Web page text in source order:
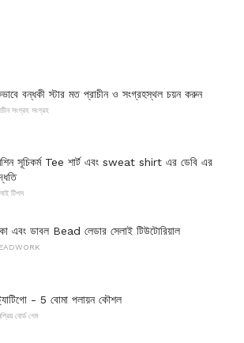
বন্ধকী স্টার মত প্রাচীন ও সংগ্রহস্থল চয়ন করুন
সংগ্রহ সংগ্রহ
সূচিকর্ম Tee শার্ট এবং sweat shirt এর ডেবি এর
টিপস
এবং ডাবল Bead লেডার সেলাই টিউটোরিয়াল
- 5 বোমা পলায়ন কৌশল
বোর্ড গেম